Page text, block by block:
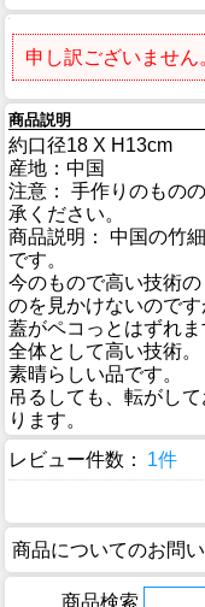
申し訳ございません
商品説明
約口径18 X H13cm
産地：中国
注意： 手作りのもの
承ください。
商品説明： 中国の竹
です。
今のもので高い技術
のを見かけないので
蓋がペコっとはずれま
全体として高い技術。
素晴らしい品です。
吊るしても、転がし
ります。
レビュー件数：
1件
商品についてのお問
商品検索